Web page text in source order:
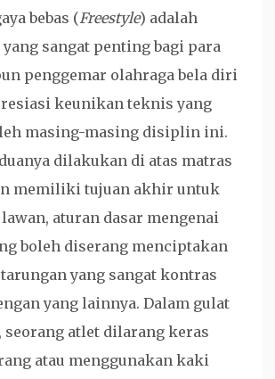
bebas (Freestyle) adalah
sangat penting bagi para
penggemar olahraga bela diri
keunikan teknis yang
masing-masing disiplin ini.
dilakukan di atas matras
memiliki tujuan akhir untuk
aturan dasar mengenai
boleh diserang menciptakan
yang sangat kontras
yang lainnya. Dalam gulat
seorang atlet dilarang keras
atau menggunakan kaki